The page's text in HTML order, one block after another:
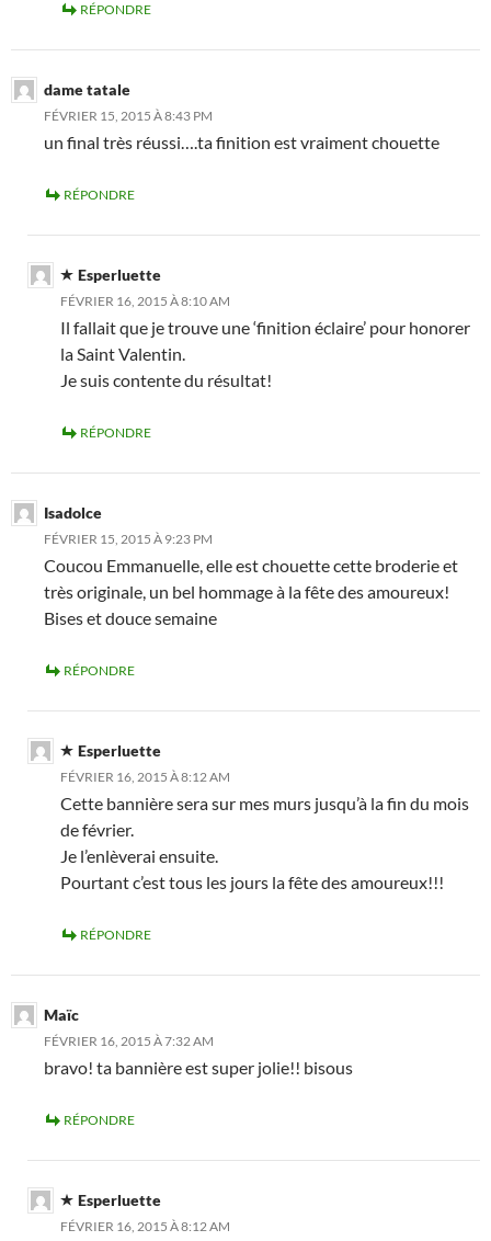
RÉPONDRE
dame tatale
FÉVRIER 15, 2015 À 8:43 PM
un final très réussi….ta finition est vraiment chouette
RÉPONDRE
Esperluette
FÉVRIER 16, 2015 À 8:10 AM
Il fallait que je trouve une ‘finition éclaire’ pour honorer
la Saint Valentin.
Je suis contente du résultat!
RÉPONDRE
Isadolce
FÉVRIER 15, 2015 À 9:23 PM
Coucou Emmanuelle, elle est chouette cette broderie et
très originale, un bel hommage à la fête des amoureux!
Bises et douce semaine
RÉPONDRE
Esperluette
FÉVRIER 16, 2015 À 8:12 AM
Cette bannière sera sur mes murs jusqu’à la fin du mois
de février.
Je l’enlèverai ensuite.
Pourtant c’est tous les jours la fête des amoureux!!!
RÉPONDRE
Maïc
FÉVRIER 16, 2015 À 7:32 AM
bravo! ta bannière est super jolie!! bisous
RÉPONDRE
Esperluette
FÉVRIER 16, 2015 À 8:12 AM